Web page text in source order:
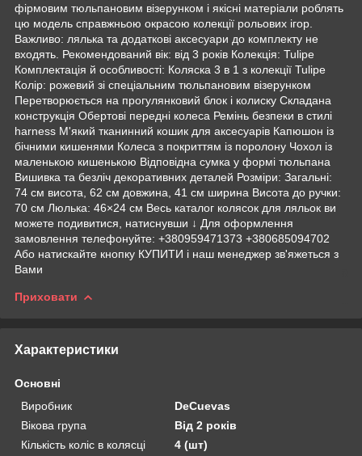
фірмовим тюльпановим візерунком і якісні матеріали роблять
цю модель справжньою окрасою колекції рольових ігор.
Важливо: лялька та додаткові аксесуари до комплекту не
входять. Рекомендований вік: від 3 років Колекція: Tulipe
Комплектація й особливості: Коляска 3 в 1 з колекції Tulipe
Колір: рожевий зі спеціальним тюльпановим візерунком
Перетворюється на прогулянковий блок і колиску Складана
конструкція Обертові передні колеса Ремінь безпеки в стилі
harness М'який тканинний кошик для аксесуарів Капюшон із
бічними кишенями Колеса з покриттям із поролону Чохол із
маленькою кишенькою Відповідна сумка у формі тюльпана
Вишивка та безліч декоративних деталей Розміри: Загальні:
74 см висота, 62 см довжина, 41 см ширина Висота до ручки:
70 см Люлька: 46×24 см Весь каталог колясок для ляльок ви
можете подивитися, натиснувши ↓ Для оформлення
замовлення телефонуйте: +380959471373 +380685094702
Або натискайте кнопку КУПИТИ і наш менеджер зв'яжеться з
Вами
Приховати
Характеристики
Основні
Виробник
DeCuevas
Вікова група
Від 2 років
Кількість коліс в колясці
4 (шт)